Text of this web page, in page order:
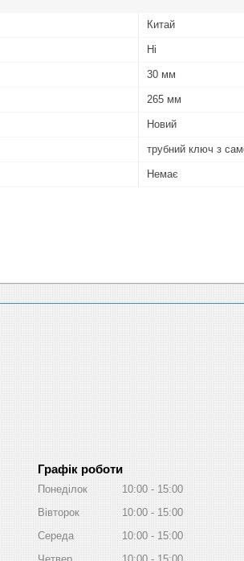
Китай
Ні
30 мм
265 мм
Новий
трубний ключ з
Немає
Графік роботи
Понеділок 10:00
15:00
Вівторок
10:00
15:00
Середа
10:00
15:00